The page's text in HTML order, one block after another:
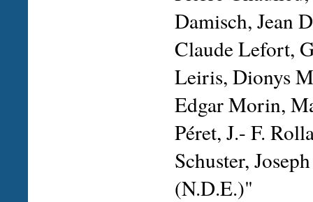
Damisch, Jean
Claude Lefort,
Leiris, Dionys
Edgar Morin,
Péret, J.- F.
Schuster,
(N.D.E.)"